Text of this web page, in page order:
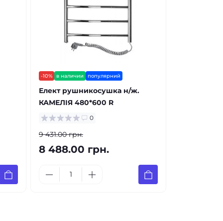
-10% в наличии популярний
Елект рушникосушка н/ж.
КАМЕЛІЯ 480*600 R
0
9 431.00 грн.
8 488.00 грн.